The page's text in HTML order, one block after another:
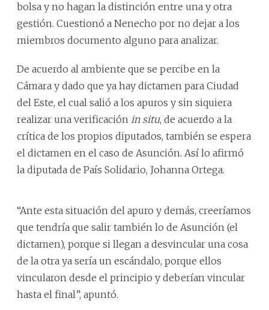
bolsa y no hagan la distinción entre una y otra
gestión. Cuestionó a Nenecho por no dejar a los
miembros documento alguno para analizar.
De acuerdo al ambiente que se percibe en la
Cámara y dado que ya hay dictamen para Ciudad
del Este, el cual salió a los apuros y sin siquiera
realizar una verificación in situ, de acuerdo a la
crítica de los propios diputados, también se espera
el dictamen en el caso de Asunción. Así lo afirmó
la diputada de País Solidario, Johanna Ortega.
“Ante esta situación del apuro y demás, creeríamos
que tendría que salir también lo de Asunción (el
dictamen), porque si llegan a desvincular una cosa
de la otra ya sería un escándalo, porque ellos
vincularon desde el principio y deberían vincular
hasta el final”, apuntó.